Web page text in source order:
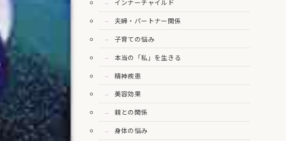
インナーチャイルド
夫婦・パートナー関係
子育ての悩み
本当の「私」を生きる
精神疾患
美容効果
親との関係
身体の悩み